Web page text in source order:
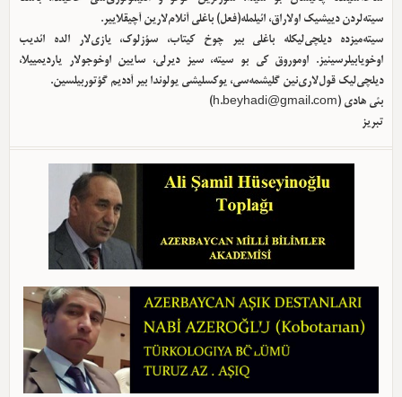
سیته‌لردن دییشیک اولا‌راق، ائیلمله(فعل) باغلی آنلام‌لارین آچیقلاییر.
سیته‌میزده دیلچی‌لیکله باغلی بیر چوخ کیتاب، سؤزلوک، یازی‌لار الده ائدیب
اوخویابیلرسینیز. اوموروق کی بو سیته، سیز دیرلی، سایین اوخوجولار یاردیمییلا،
دیلچی‌لیک قول‌لاری‌نین گلیشمه‌سی، یوکسلیشی یولوندا بیر آددیم گؤتوربیلسین.
بئی هادی (h.beyhadi@gmail.com
)
تبریز